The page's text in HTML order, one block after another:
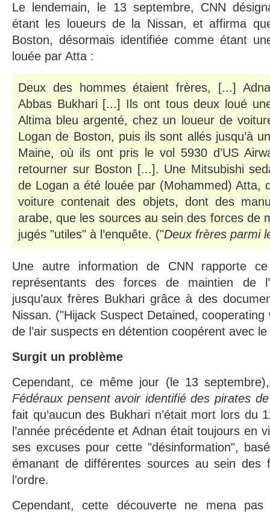
Le lendemain, le 13 septembre, CNN
étant les loueurs de la Nissan, et affirma
Boston, désormais identifiée comme étant
louée par Atta :
Deux des hommes étaient frères, [...]
Abbas Bukhari [...] Ils ont tous deux loué
Altima bleu argenté, chez un loueur de
Logan de Boston, puis ils sont allés jusqu’à
Maine, où ils ont pris le vol 5930 d’US
retourner sur Boston [...]. Une Mitsubishi
de Logan a été louée par (Mohammed) Atta,
voiture contenait des objets, dont des
arabe, que les sources au sein des forces de
jugés "utiles" à l’enquête. ("Deux frères parmi
Une autre information de CNN rapporte
représentants des forces de maintien de
jusqu’aux frères Bukhari grâce à des
Nissan. ("Hijack Suspect Detained,
de l’air suspects en détention coopérent avec
Surgit un problème
Cependant, ce même jour (le 13
Fédéraux pensent avoir identifié des pirates de
fait qu’aucun des Bukhari n’était mort lors du
l’année précédente et Adnan était toujours en
ses excuses pour cette "désinformation",
émanant de différentes sources au sein des
l’ordre.
Cependant, cette découverte ne mena